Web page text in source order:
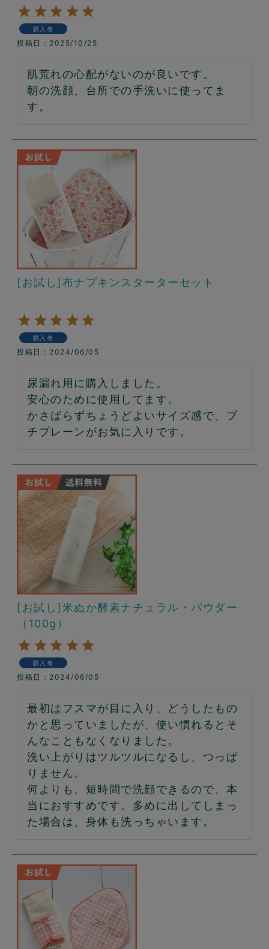
購入者
投稿日 2025/10/25
肌荒れの心配がないのが良いです。
朝の洗顔、台所での手洗いに使ってま
す。
[お試し]布ナプキンスターターセット
購入者
投稿日 2024/06/05
尿漏れ用に購入しました。
安心のために使用してます。
かさばらずちょうどよいサイズ感で、プ
チプレーンがお気に入りです。
[お試し]米ぬか酵素ナチュラル・パウダー
（100g）
購入者
投稿日 2024/06/05
最初はフスマが目に入り、どうしたもの
かと思っていましたが、使い慣れるとそ
んなこともなくなりました。
洗い上がりはツルツルになるし、つっぱ
りません。
何よりも、短時間で洗顔できるので、本
当におすすめです。多めに出してしまっ
た場合は、身体も洗っちゃいます。